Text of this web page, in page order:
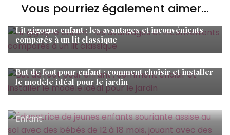
Vous pourriez également aimer...
Enfant
Lit gigogne enfant : les avantages et inconvénients
comparés à un lit classique
Enfant
But de foot pour enfant : comment choisir et installer
le modèle idéal pour le jardin
Enfant